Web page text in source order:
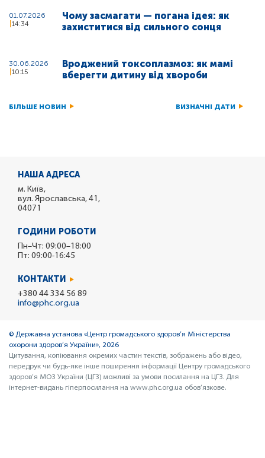
01.07.2026
14:34
Чому засмагати — погана ідея: як
захиститися від сильного сонця
30.06.2026
10:15
Вроджений токсоплазмоз: як мамі
вберегти дитину від хвороби
БІЛЬШЕ НОВИН ВИЗНАЧНІ ДАТИ
НАША АДРЕСА
м. Київ,
вул. Ярославська, 41,
04071
ГОДИНИ РОБОТИ
Пн–Чт: 09:00–18:00
Пт: 09:00-16:45
КОНТАКТИ
+380 44 334 56 89
info@phc.org.ua
© Державна установа «Центр громадського здоров’я Міністерства
охорони здоров’я України», 2026
Цитування, копіювання окремих частин текстів, зображень або відео,
передрук чи будь-яке інше поширення інформації Центру громадського
здоров’я МОЗ України (ЦГЗ) можливі за умови посилання на ЦГЗ. Для
інтернет-видань гіперпосилання на www.phc.org.ua обов’язкове.